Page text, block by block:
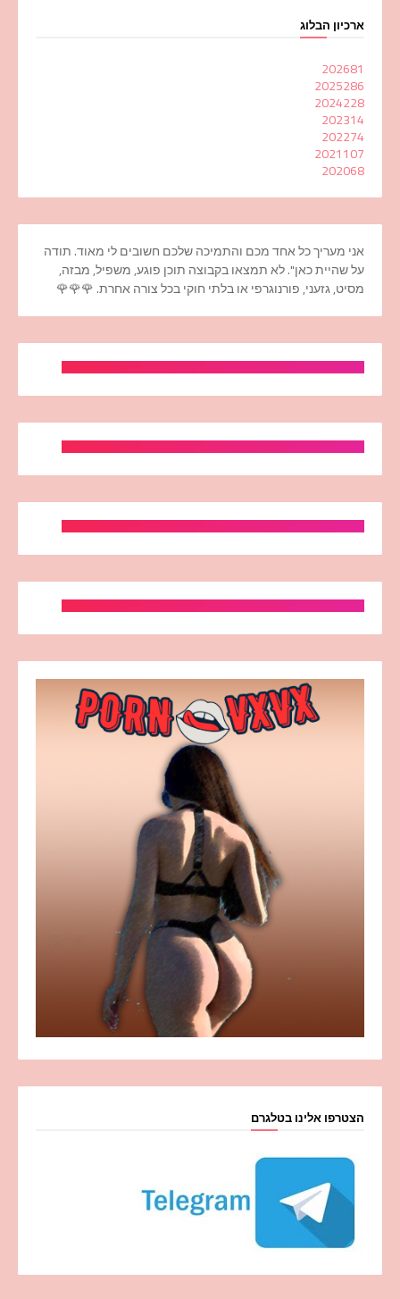
ארכיון הבלוג
202681
2025286
2024228
202314
202274
2021107
202068
אני מעריך כל אחד מכם והתמיכה שלכם חשובים לי מאוד. תודה
על שהיית כאן". לא תמצאו בקבוצה תוכן פוגע, משפיל, מבזה,
מסיט, גזעני, פורנוגרפי או בלתי חוקי בכל צורה אחרת. 🌹🌹🌹
הצטרפו אלינו בטלגרם